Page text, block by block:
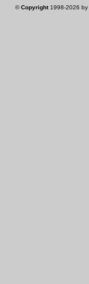
©Copyright1998-2026 by